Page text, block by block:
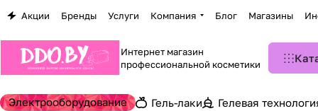
Акции Бренды Услуги Компания Блог Магазины
Интернет магазин
профессиональной косметики
Электрооборудование Гель-лаки Гелевая